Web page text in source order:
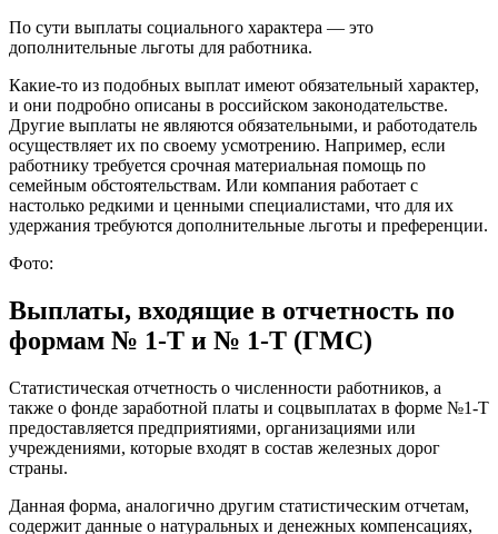
По сути выплаты социального характера — это
дополнительные льготы для работника.
Какие-то из подобных выплат имеют обязательный характер,
и они подробно описаны в российском законодательстве.
Другие выплаты не являются обязательными, и работодатель
осуществляет их по своему усмотрению. Например, если
работнику требуется срочная материальная помощь по
семейным обстоятельствам. Или компания работает с
настолько редкими и ценными специалистами, что для их
удержания требуются дополнительные льготы и преференции.
Фото:
Выплаты, входящие в отчетность по
формам № 1-Т и № 1-Т (ГМС)
Статистическая отчетность о численности работников, а
также о фонде заработной платы и соцвыплатах в форме №1-Т
предоставляется предприятиями, организациями или
учреждениями, которые входят в состав железных дорог
страны.
Данная форма, аналогично другим статистическим отчетам,
содержит данные о натуральных и денежных компенсациях,